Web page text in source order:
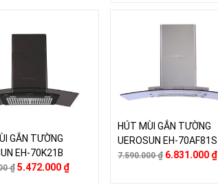
GẮN TƯỜNG
EH-70K21B
₫ 5.472.000 ₫
HÚT MÙI GẮN TƯỜNG
UEROSUN EH-70AF81S
7.590.000₫ 6.831.000 ₫